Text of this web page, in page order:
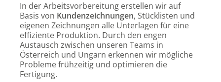
In der Arbeitsvorbereitung erstellen wir auf
Basis von Kundenzeichnungen, Stücklisten und
eigenen Zeichnungen alle Unterlagen für eine
effiziente Produktion. Durch den engen
Austausch zwischen unseren Teams in
Österreich und Ungarn erkennen wir mögliche
Probleme frühzeitig und optimieren die
Fertigung.